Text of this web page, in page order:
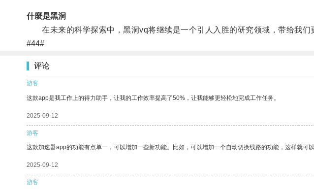
什麼是黑洞
在未来的科学探索中，黑洞vq将继续是一个引人入胜的研究领域，带给我们
#44#
评论
游客
这款app是我工作上的得力助手，让我的工作效率提高了50%，让我能够更轻松地完成工作任务。
2025-09-12
游客
这款加速器app的功能有点单一，可以增加一些新功能。比如，可以增加一个自动切换线路的功能，这样就可
2025-09-12
游客